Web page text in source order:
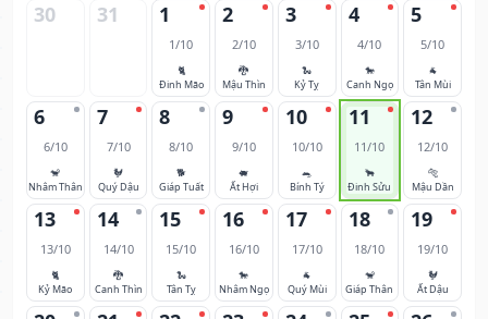
30 31 1
1/10
🐈
Đinh Mão
2
2/10
🐉
Mậu Thìn
3
3/10
🐍
Kỷ Tỵ
4
4/10
🐎
Canh Ngọ
5
5/10
🐐
Tân Mùi
6
6/10
🐒
Nhâm Thân
7
7/10
🐓
Quý Dậu
8
8/10
🐕
Giáp Tuất
9
9/10
🐖
Ất Hợi
10
10/10
🐀
Bính Tý
11
11/10
🐂
Đinh Sửu
12
12/10
🐅
Mậu Dần
13
13/10
🐈
Kỷ Mão
14
14/10
🐉
Canh Thìn
15
15/10
🐍
Tân Tỵ
16
16/10
🐎
Nhâm Ngọ
17
17/10
🐐
Quý Mùi
18
18/10
🐒
Giáp Thân
19
19/10
🐓
Ất Dậu